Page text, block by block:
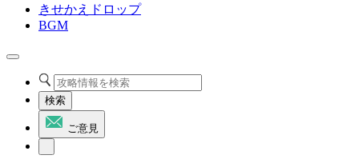
きせかえドロップ
BGM
検索
ご意見